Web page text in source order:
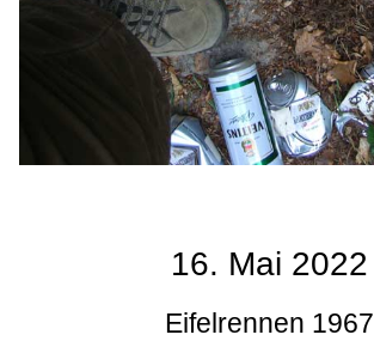
16. Mai 2022
Eifelrennen 1967